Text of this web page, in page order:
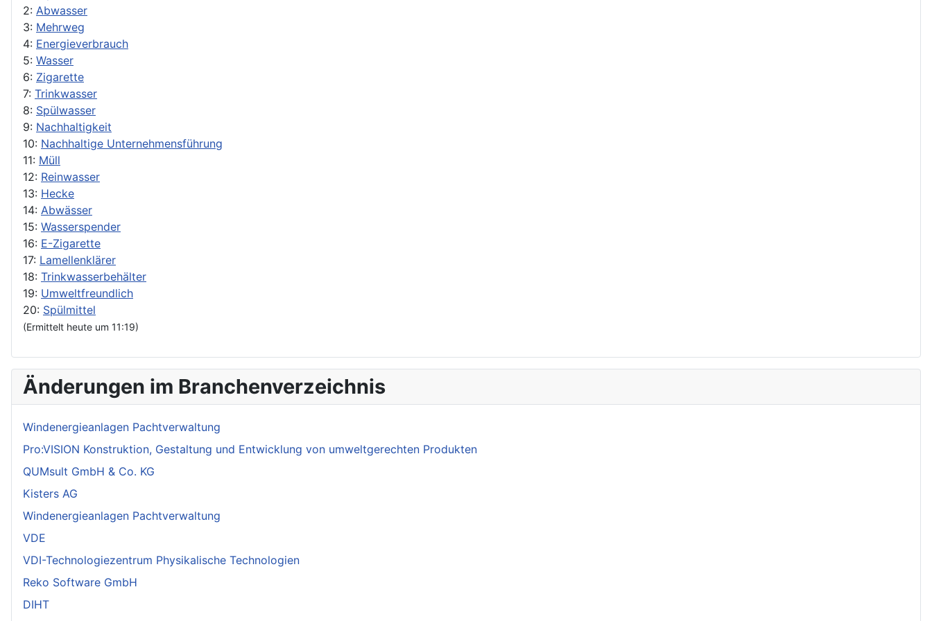
2: Abwasser
3: Mehrweg
4: Energieverbrauch
5: Wasser
6: Zigarette
7: Trinkwasser
8: Spülwasser
9: Nachhaltigkeit
10: Nachhaltige Unternehmensführung
11: Müll
12: Reinwasser
13: Hecke
14: Abwässer
15: Wasserspender
16: E-Zigarette
17: Lamellenklärer
18: Trinkwasserbehälter
19: Umweltfreundlich
20: Spülmittel
(Ermittelt heute um 11:19)
Änderungen im Branchenverzeichnis
Windenergieanlagen Pachtverwaltung
Pro:VISION Konstruktion, Gestaltung und Entwicklung von umweltgerechten Produkten
QUMsult GmbH & Co. KG
Kisters AG
Windenergieanlagen Pachtverwaltung
VDE
VDI-Technologiezentrum Physikalische Technologien
Reko Software GmbH
DIHT